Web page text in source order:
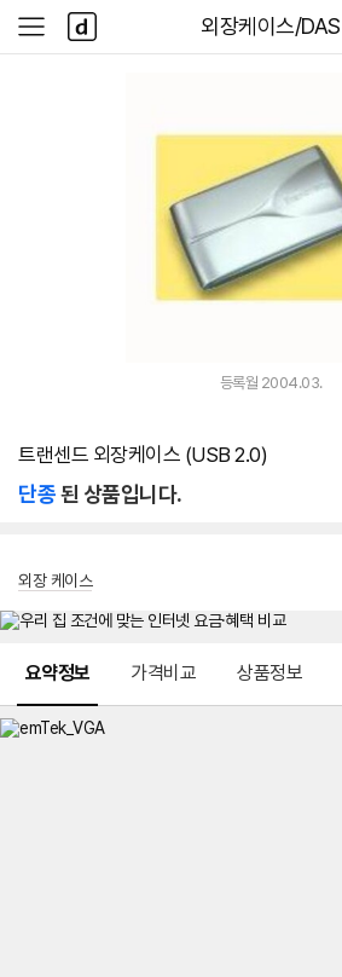
다나와
외장케이스/DAS
사
이
다
나
와
등록월 2004.03.
트랜센드 외장케이스 (USB 2.0)
단종된 상품입니다.
외장 케이스
요약정보 가격비교 상품정보